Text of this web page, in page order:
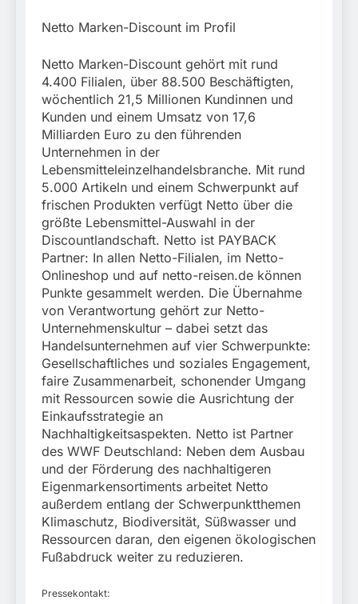
Netto Marken-Discount im Profil
Netto Marken-Discount gehört mit rund
4.400 Filialen, über 88.500 Beschäftigten,
wöchentlich 21,5 Millionen Kundinnen und
Kunden und einem Umsatz von 17,6
Milliarden Euro zu den führenden
Unternehmen in der
Lebensmitteleinzelhandelsbranche. Mit rund
5.000 Artikeln und einem Schwerpunkt auf
frischen Produkten verfügt Netto über die
größte Lebensmittel-Auswahl in der
Discountlandschaft. Netto ist PAYBACK
Partner: In allen Netto-Filialen, im Netto-
Onlineshop und auf netto-reisen.de können
Punkte gesammelt werden. Die Übernahme
von Verantwortung gehört zur Netto-
Unternehmenskultur – dabei setzt das
Handelsunternehmen auf vier Schwerpunkte:
Gesellschaftliches und soziales Engagement,
faire Zusammenarbeit, schonender Umgang
mit Ressourcen sowie die Ausrichtung der
Einkaufsstrategie an
Nachhaltigkeitsaspekten. Netto ist Partner
des WWF Deutschland: Neben dem Ausbau
und der Förderung des nachhaltigeren
Eigenmarkensortiments arbeitet Netto
außerdem entlang der Schwerpunktthemen
Klimaschutz, Biodiversität, Süßwasser und
Ressourcen daran, den eigenen ökologischen
Fußabdruck weiter zu reduzieren.
Pressekontakt: